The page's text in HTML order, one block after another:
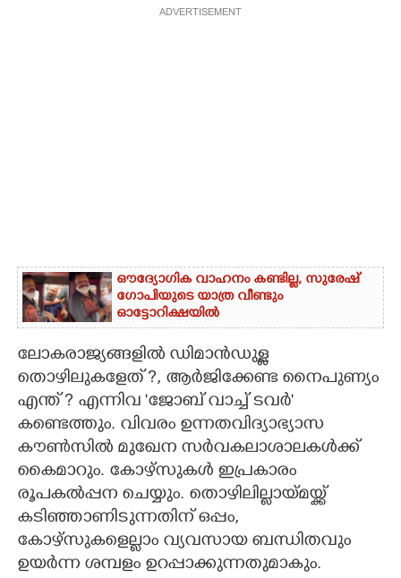
ADVERTISEMENT
ഔദ്യോഗിക വാഹനം കണ്ടില്ല, സുരേഷ്
ഗോപിയുടെ യാത്ര വീണ്ടും
ഓട്ടോറിക്ഷയിൽ
ലോകരാജ്യങ്ങളിൽ ഡിമാൻഡുള്ള
തൊഴിലുകളേത് ?, ആർജിക്കേണ്ട നൈപുണ്യം
എന്ത് ? എന്നിവ 'ജോബ് വാച്ച് ടവർ'
കണ്ടെത്തും. വിവരം ഉന്നതവിദ്യാഭ്യാസ
കൗൺസിൽ മുഖേന സർവകലാശാലകൾക്ക്
കൈമാറും. കോഴ്സുകൾ ഇപ്രകാരം
രൂപകൽപ്പന ചെയ്യും. തൊഴിലില്ലായ്മയ്ക്ക്
കടിഞ്ഞാണിടുന്നതിന് ഒപ്പം,
കോഴ്സുകളെല്ലാം വ്യവസായ ബന്ധിതവും
ഉയർന്ന ശമ്പളം ഉറപ്പാക്കുന്നതുമാകും.